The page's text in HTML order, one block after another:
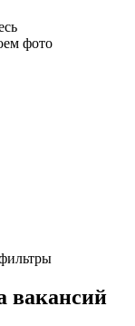
фото
вакансий